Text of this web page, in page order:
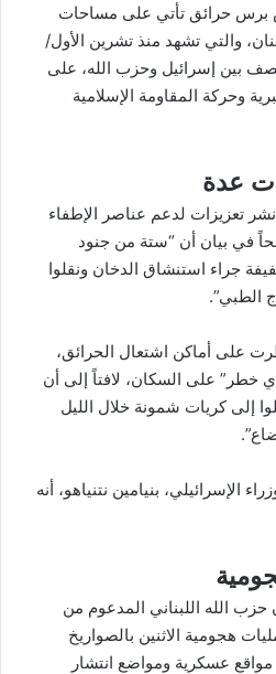
برس حرائق تأتي على مساحات
والتي تشهد منذ تشرين الأول/
بين إسرائيل وحزب الله، على
وحركة المقاومة الإسلامية
عدة
تعزيزات لدعم عناصر الإطفاء
في بيان أن “ستة من جنود
جراء استنشاق الدخان ونقلوا
الطبي”.
على أماكن اشتعال الحرائق،
خطر” على السكان، لافتاً إلى أن
إلى كريات شمونة خلال الليل
الإسرائيلي، بنيامين نتنياهو، أنه
حزب الله اللبناني المدعوم من
هجومية الاثنين بالصواريخ
عسكرية ومواضع انتشار